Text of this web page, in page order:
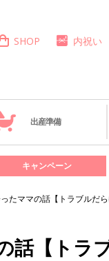
SHOP 内祝い
出産準備
キャンペーン
たママの話【トラブルだ
話【トラ